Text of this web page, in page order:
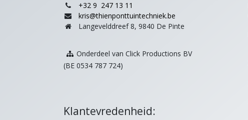
+32 9 247 13 11
kris@thienponttuintechniek.be
Langevelddreef 8, 9840 De Pinte
Onderdeel van Click Productions BV
(BE 0534 787 724)
Klantevredenheid: